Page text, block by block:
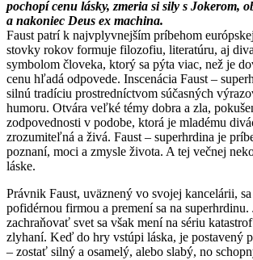
pochopí cenu lásky, zmeria si sily s Jokerom,
a nakoniec Deus ex machina.
Faust patrí k najvplyvnejším príbehom
stovky rokov formuje filozofiu, literatúru, aj
symbolom človeka, ktorý sa pýta viac, než je
cenu hľadá odpovede. Inscenácia Faust –
silnú tradíciu prostredníctvom súčasných
humoru. Otvára veľké témy dobra a zla,
zodpovednosti v podobe, ktorá je mladému
zrozumiteľná a živá. Faust – superhrdina je
poznaní, moci a zmysle života. A tej večnej
láske.
Právnik Faust, uväznený vo svojej kancelárii,
pofidérnou firmou a premení sa na superhrdinu.
zachraňovať svet sa však mení na sériu
zlyhaní. Keď do hry vstúpi láska, je postavený
– zostať silný a osamelý, alebo slabý, no